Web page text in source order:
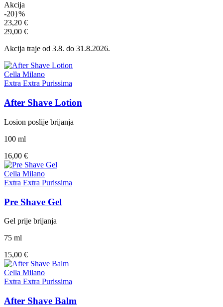
Akcija
-20}%
23,20 €
29,00 €
Akcija traje od 3.8. do 31.8.2026.
Cella Milano
Extra Extra Purissima
After Shave Lotion
Losion poslije brijanja
100 ml
16,00 €
Cella Milano
Extra Extra Purissima
Pre Shave Gel
Gel prije brijanja
75 ml
15,00 €
Cella Milano
Extra Extra Purissima
After Shave Balm